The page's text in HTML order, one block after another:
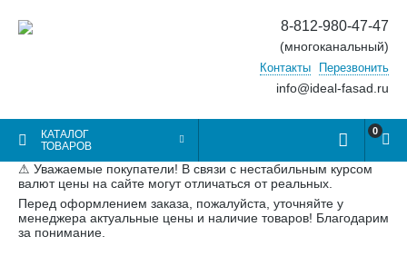
8-812-980-47-47
(многоканальный)
Контакты Перезвонить
info@ideal-fasad.ru
КАТАЛОГ
ТОВАРОВ
0
⚠ Уважаемые покупатели! В связи с нестабильным курсом
валют цены на сайте могут отличаться от реальных.
Перед оформлением заказа, пожалуйста, уточняйте у
менеджера актуальные цены и наличие товаров! Благодарим
за понимание.